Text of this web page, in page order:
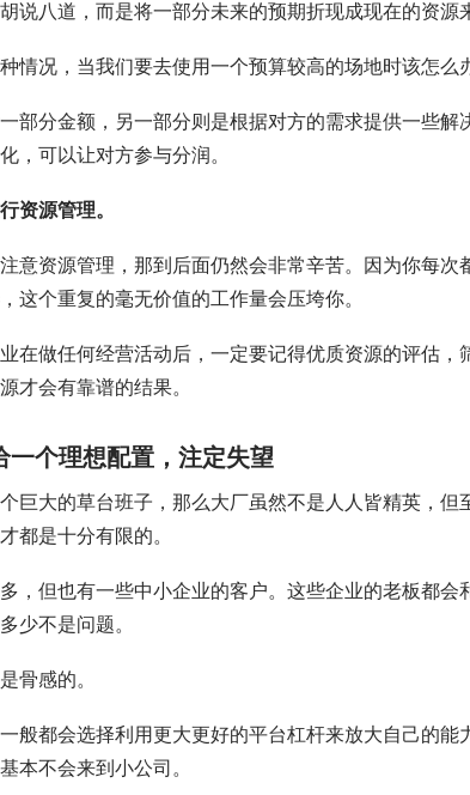
说八道，而是将一部分未来的预期折现成现在的资源
情况，当我们要去使用一个预算较高的场地时该怎么
部分金额，另一部分则是根据对方的需求提供一些
，可以让对方参与分润。
资源管理。
意资源管理，那到后面仍然会非常辛苦。因为你每
这个重复的毫无价值的工作量会压垮你。
在做任何经营活动后，一定要记得优质资源的评估
才会有靠谱的结果。
一个理想配置，注定失望
巨大的草台班子，那么大厂虽然不是人人皆精英，
都是十分有限的。
，但也有一些中小企业的客户。这些企业的老板都
少不是问题。
骨感的。
般都会选择利用更大更好的平台杠杆来放大自己的
本不会来到小公司。